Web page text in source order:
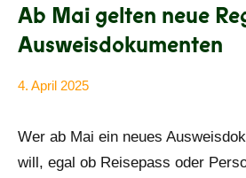
Ab Mai gelten neue
Ausweisdokumenten
4. April 2025
Anke
Wer ab Mai ein neues
will, egal ob Reisepass oder